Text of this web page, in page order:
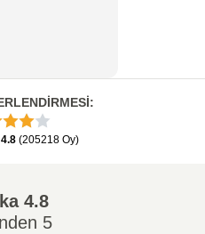
:
4.8 (205218 Oy)
4.8
5